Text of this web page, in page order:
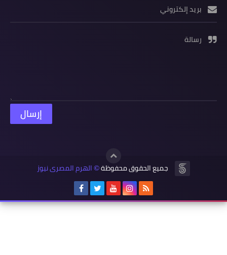
بريد إلكتروني
رسالة
جميع الحقوق محفوظة© الهرم المصرى نيوز